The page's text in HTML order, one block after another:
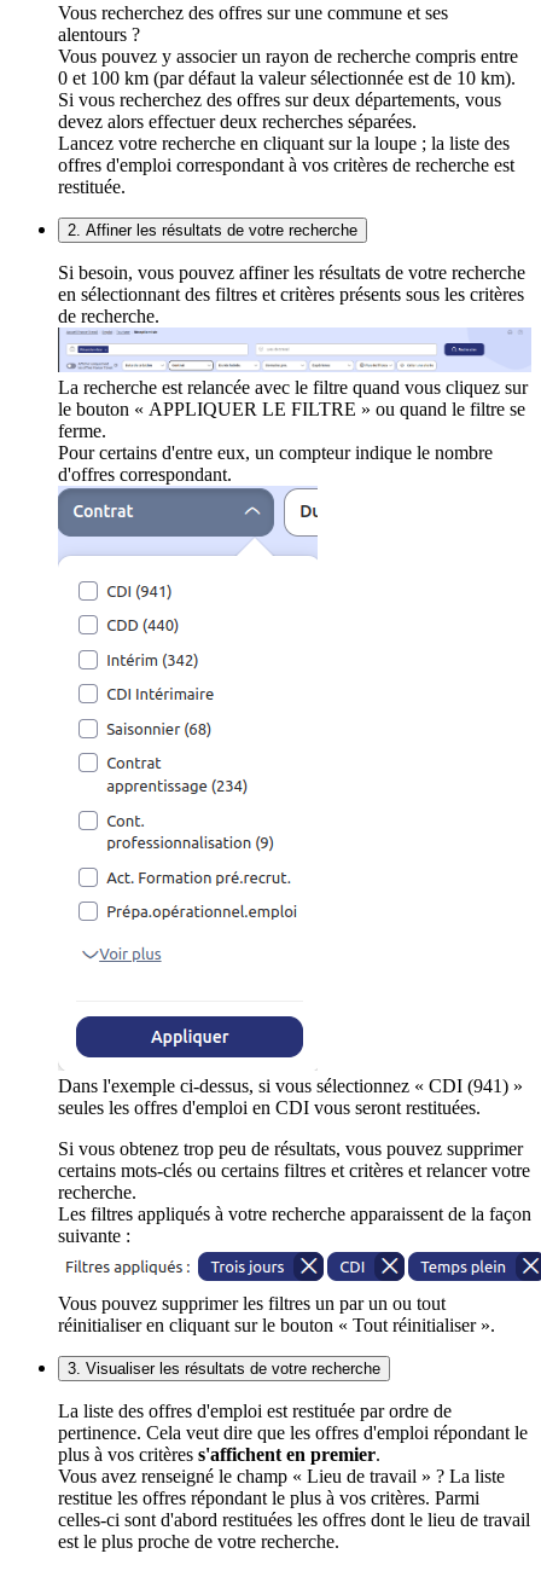
Vous recherchez des offres sur une commune et ses
alentours ?
Vous pouvez y associer un rayon de recherche compris entre
0 et 100 km (par défaut la valeur sélectionnée est de 10 km).
Si vous recherchez des offres sur deux départements, vous
devez alors effectuer deux recherches séparées.
Lancez votre recherche en cliquant sur la loupe ; la liste des
offres d'emploi correspondant à vos critères de recherche est
restituée.
2. Affiner les résultats de votre recherche
Si besoin, vous pouvez affiner les résultats de votre recherche
en sélectionnant des filtres et critères présents sous les critères
de recherche.
La recherche est relancée avec le filtre quand vous cliquez sur
le bouton « APPLIQUER LE FILTRE » ou quand le filtre se
ferme.
Pour certains d'entre eux, un compteur indique le nombre
d'offres correspondant.
Dans l'exemple ci-dessus, si vous sélectionnez « CDI (941) »
seules les offres d'emploi en CDI vous seront restituées.
Si vous obtenez trop peu de résultats, vous pouvez supprimer
certains mots-clés ou certains filtres et critères et relancer votre
recherche.
Les filtres appliqués à votre recherche apparaissent de la façon
suivante :
Vous pouvez supprimer les filtres un par un ou tout
réinitialiser en cliquant sur le bouton « Tout réinitialiser ».
3. Visualiser les résultats de votre recherche
La liste des offres d'emploi est restituée par ordre de
pertinence. Cela veut dire que les offres d'emploi répondant le
plus à vos critères s'affichent en premier.
Vous avez renseigné le champ « Lieu de travail » ? La liste
restitue les offres répondant le plus à vos critères. Parmi
celles-ci sont d'abord restituées les offres dont le lieu de travail
est le plus proche de votre recherche.